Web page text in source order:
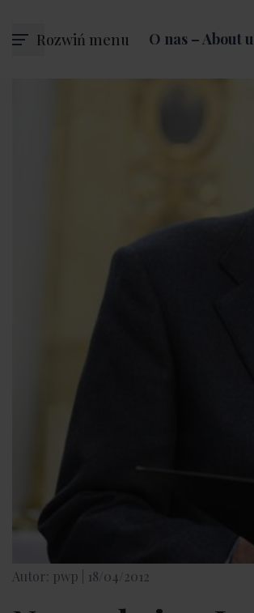
Rozwiń menu O nas – About
Autor: pwp | 18/04/2012